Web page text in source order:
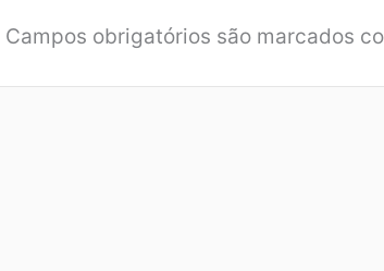
Campos obrigatórios são marcados